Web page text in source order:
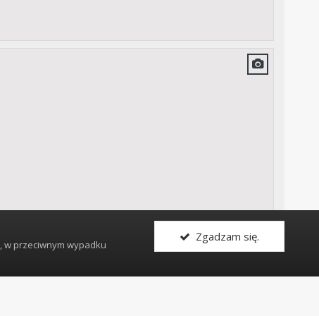
, w przeciwnym wypadku
Zgadzam się.